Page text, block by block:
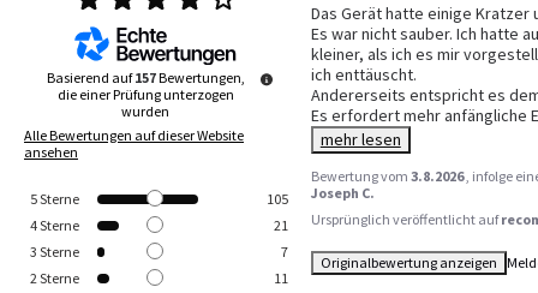
Basierend auf157Bewertungen,
die einer Prüfung unterzogen
wurden
Alle Bewertungen auf dieser Website
ansehen
5Sterne
105
4Sterne
21
3 Sterne
7
2 Sterne
11
Das Gerät hatte einige Kratzer
Es war nicht sauber. Ich hatte
kleiner, als ich es mir
ich enttäuscht.
Andererseits entspricht es
Es erfordert mehr anfängliche
mehr lesen
Bewertung vom 3.8.2026 , infolge
Joseph C.
Ursprünglich veröffentlicht auf
Originalbewertung anzeigen